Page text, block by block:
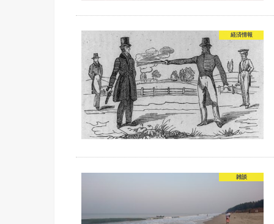
経済情報
雑談